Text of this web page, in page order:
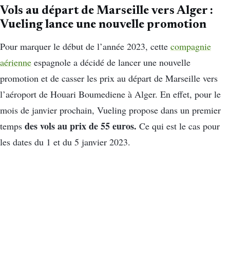
Vols au départ de Marseille vers Alger :
Vueling lance une nouvelle promotion
Pour marquer le début de l’année 2023, cette compagnie
aérienne espagnole a décidé de lancer une nouvelle
promotion et de casser les prix au départ de Marseille vers
l’aéroport de Houari Boumediene à Alger. En effet, pour le
mois de janvier prochain, Vueling propose dans un premier
temps des vols au prix de 55 euros. Ce qui est le cas pour
les dates du 1 et du 5 janvier 2023.